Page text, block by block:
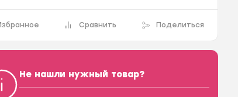
Сравнить Поделиться
Не нашли нужный товар?